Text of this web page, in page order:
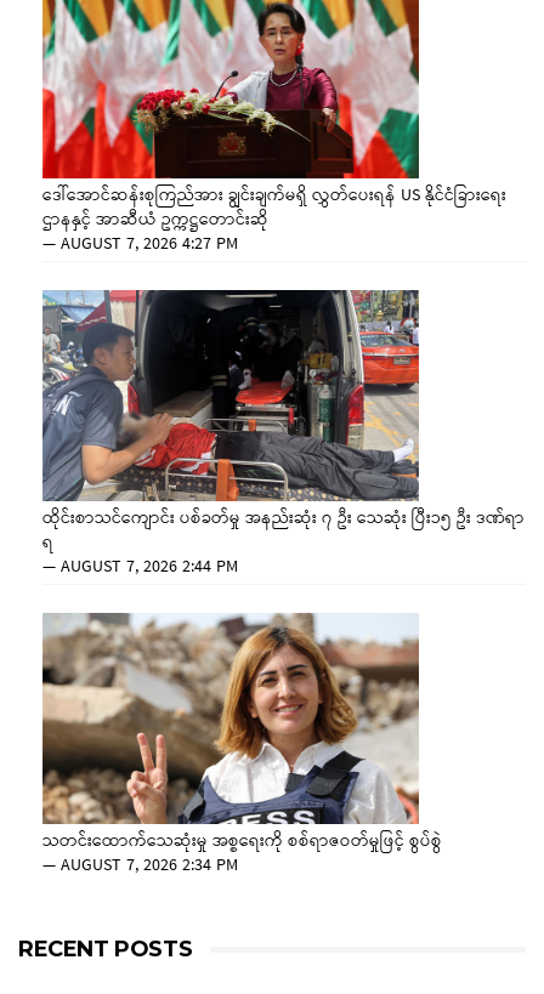
ဒေါ်အောင်ဆန်းစုကြည်အား ချွင်းချက်မရှိ လွှတ်ပေးရန် US နိုင်ငံခြားရေး
ဌာနနှင့် အာဆီယံ ဥက္ကဋ္ဌတောင်းဆို
—AUGUST 7, 2026 4:27 PM
ထိုင်းစာသင်ကျောင်း ပစ်ခတ်မှု အနည်းဆုံး ၇ ဦး သေဆုံး ပြီး၁၅ ဦး ဒဏ်ရာ
ရ
—AUGUST 7, 2026 2:44 PM
သတင်းထောက်သေဆုံးမှု အစ္စရေးကို စစ်ရာဇဝတ်မှုဖြင့် စွပ်စွဲ
—AUGUST 7, 2026 2:34 PM
RECENT POSTS